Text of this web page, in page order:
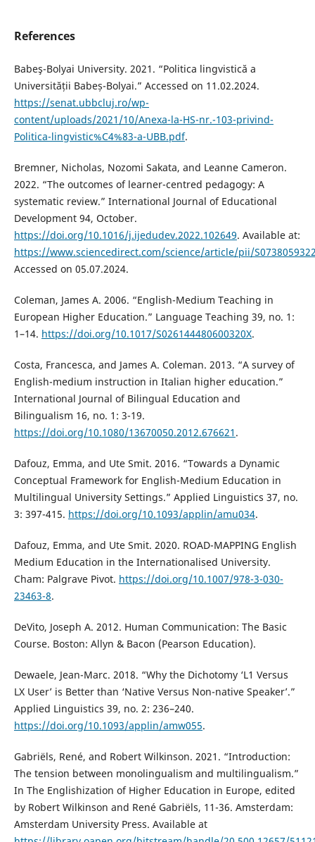
References
Babeş-Bolyai University. 2021. “Politica lingvistică a
Universității Babeș-Bolyai.” Accessed on 11.02.2024.
https://senat.ubbcluj.ro/wp-
content/uploads/2021/10/Anexa-la-HS-nr.-103-privind-
Politica-lingvistic%C4%83-a-UBB.pdf.
Bremner, Nicholas, Nozomi Sakata, and Leanne Cameron.
2022. “The outcomes of learner-centred pedagogy: A
systematic review.” International Journal of Educational
Development 94, October.
https://doi.org/10.1016/j.ijedudev.2022.102649. Available at:
https://www.sciencedirect.com/science/article/pii/
Accessed on 05.07.2024.
Coleman, James A. 2006. “English-Medium Teaching in
European Higher Education.” Language Teaching 39, no. 1:
1–14. https://doi.org/10.1017/S026144480600320X.
Costa, Francesca, and James A. Coleman. 2013. “A survey of
English-medium instruction in Italian higher education.”
International Journal of Bilingual Education and
Bilingualism 16, no. 1: 3-19.
https://doi.org/10.1080/13670050.2012.676621 .
Dafouz, Emma, and Ute Smit. 2016. “Towards a Dynamic
Conceptual Framework for English-Medium Education in
Multilingual University Settings.” Applied Linguistics 37, no.
3: 397-415. https://doi.org/10.1093/applin/amu034.
Dafouz, Emma, and Ute Smit. 2020. ROAD-MAPPING English
Medium Education in the Internationalised University.
Cham: Palgrave Pivot. https://doi.org/10.1007/978-3-030-
23463-8.
DeVito, Joseph A. 2012. Human Communication: The Basic
Course. Boston: Allyn & Bacon (Pearson Education).
Dewaele, Jean-Marc. 2018. “Why the Dichotomy ‘L1 Versus
LX User’ is Better than ‘Native Versus Non-native Speaker’.”
Applied Linguistics 39, no. 2: 236–240.
https://doi.org/10.1093/applin/amw055.
Gabriëls, René, and Robert Wilkinson. 2021. “Introduction:
The tension between monolingualism and multilingualism.”
In The Englishization of Higher Education in Europe, edited
by Robert Wilkinson and René Gabriëls, 11-36. Amsterdam:
Amsterdam University Press. Available at